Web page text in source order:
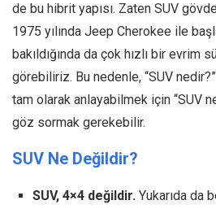
de bu hibrit yapısı. Zaten SUV
1975 yılında Jeep Cherokee ile
bakıldığında da çok hızlı bir evrim
görebiliriz. Bu nedenle, “SUV
tam olarak anlayabilmek için “SUV
göz sormak gerekebilir.
SUV Ne Değildir?
SUV, 4×4 değildir. Yukarıda da